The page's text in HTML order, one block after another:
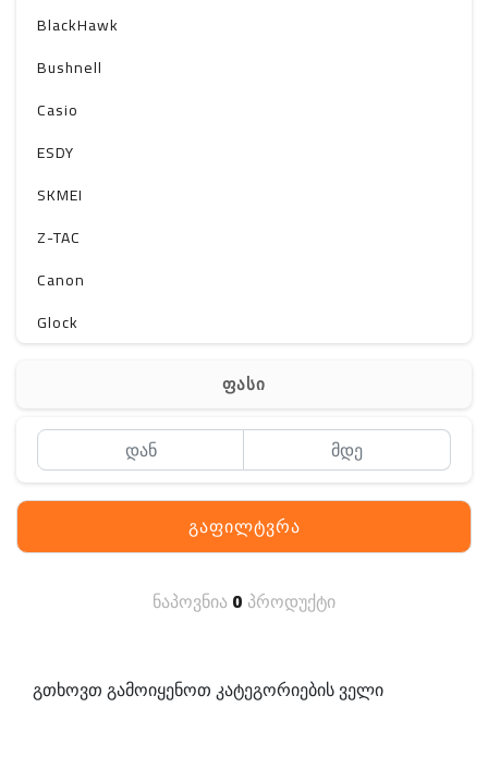
BlackHawk
Bushnell
Casio
ESDY
SKMEI
Z-TAC
Canon
Glock
Lancer Tactical
SIG SAUER
PENTAGON
ფასი
გაფილტვრა
ნაპოვნია0 პროდუქტი
გთხოვთ გამოიყენოთ კატეგორიების ველი